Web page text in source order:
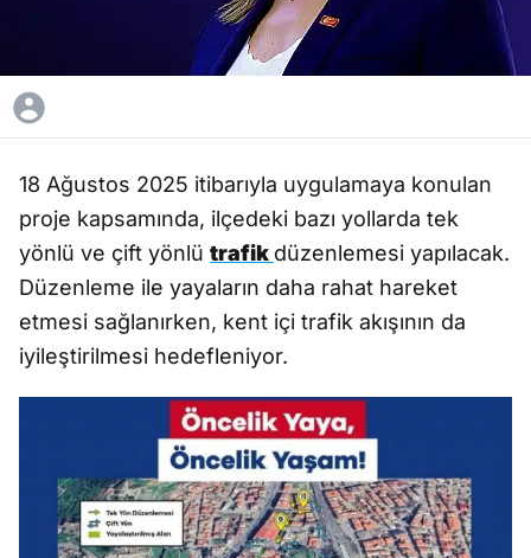
18 Ağustos 2025 itibarıyla uygulamaya konulan
proje kapsamında, ilçedeki bazı yollarda tek
yönlü ve çift yönlü trafik düzenlemesi yapılacak.
Düzenleme ile yayaların daha rahat hareket
etmesi sağlanırken, kent içi trafik akışının da
iyileştirilmesi hedefleniyor.